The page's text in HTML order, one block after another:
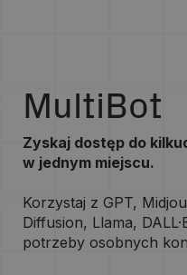
MultiBot
Zyskaj dostęp do
w jednym miejscu.
Korzystaj z GPT,
Diffusion, Llama,
potrzeby osobnych